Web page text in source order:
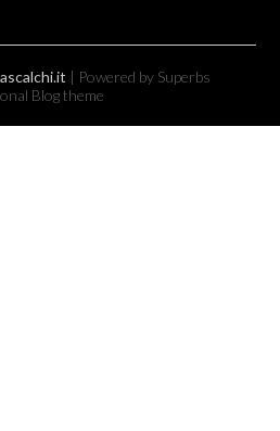
| Powered by Superbs
Blog theme